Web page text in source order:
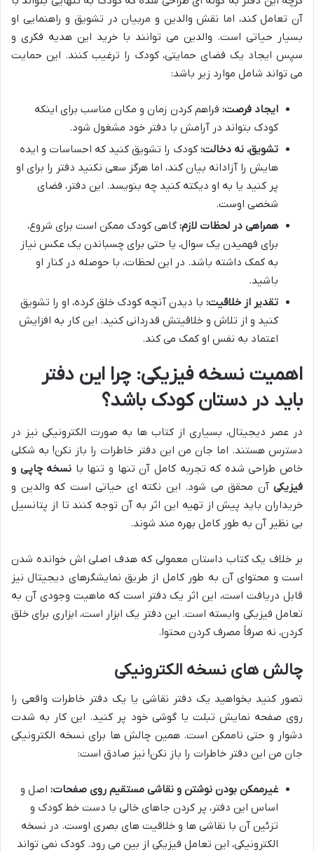
آن تعامل کند، اما نقش والدین و مربیان در تشویق و راهنمایی او
بسیار حیاتی است. والدین می توانند با خرید این هدیه فکری و
سپس ایجاد یک فضای حمایتی، کودک را ترغیب کنند. این حمایت
می تواند شامل موارد زیر باشد:
ایجاد فرصت: فراهم کردن زمان و مکان مناسب برای اینکه
کودک بتواند در آرامش با دفتر خود مشغول شود.
تشویق، نه دخالت: کودک را تشویق کنید که احساسات و ایده
هایش را آزادانه بیان کند، اما هرگز سعی نکنید دفتر را برای او
پر کنید یا به او دیکته کنید چه بنویسد. این دفتر، فضای
شخصی اوست.
همراهی در لحظات لازم: گاهی کودک ممکن است برای شروع،
برای فهمیدن یک سوال، یا حتی برای چسباندن یک عکس نیاز
به کمک داشته باشد. در این لحظات، با حوصله در کنار او
باشید.
تقدیر از خلاقیت: با دیدن آنچه کودک خلق کرده، او را تشویق
کنید و از تلاش و خلاقیتش قدردانی کنید. این کار به افزایش
اعتماد به نفس او کمک می کند.
اهمیت نسخه فیزیکی: چرا این دفتر
باید در دستان کودک باشد؟
در عصر دیجیتال، بسیاری از کتاب ها به صورت الکترونیکی نیز در
دسترس هستند. اما جان من این دفتر خاطرات را باز نکن! به شکلی
خاص طراحی شده که تجربه کامل آن تنها و تنها با نسخه چاپی و
فیزیکی آن محقق می شود. این نکته ای حیاتی است که والدین و
خریداران باید پیش از تهیه این اثر به آن توجه کنند تا از پتانسیل
بی نظیر آن به طور کامل بهره مند شوند.
بر خلاف یک کتاب داستان معمولی که هدف اصلی اش خوانده شدن
است و محتوای آن به طور کامل از طریق نمایشگرهای دیجیتال نیز
قابل دریافت است، این اثر یک دفتر است که ماهیت وجودی آن به
تعامل فیزیکی وابسته است. این دفتر یک ابزار است، ابزاری برای خلق
کردن، نه صرفاً مصرف کردن محتوا.
چالش های نسخه الکترونیکی
تصور کنید بخواهید یک دفتر نقاشی یا یک دفتر خاطرات واقعی را
روی صفحه نمایش تبلت یا گوشی خود پر کنید. این کار به شدت
دشوار و حتی ناممکن است. همین چالش ها برای نسخه الکترونیکی
جان من این دفتر خاطرات را باز نکن! نیز صادق است:
غیرممکن بودن نوشتن و نقاشی مستقیم روی صفحات: اصل و
اساس این دفتر، پر کردن جاهای خالی با دست خط کودک و
تزئین آن با نقاشی ها و خلاقیت های بصری اوست. در نسخه
الکترونیکی، این تعامل فیزیکی از بین می رود. کودک نمی تواند